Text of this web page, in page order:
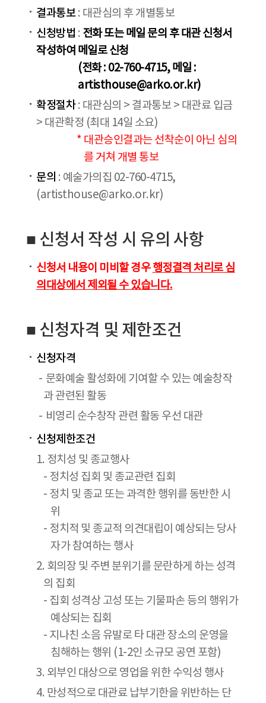
결과통보: 대관심의 후 개별통보
신청방법 : 전화 또는 메일 문의 후 대관 신청서
작성하여 메일로 신청
(전화 : 02-760-4715, 메일 :
artisthouse@arko.or.kr)
확정절차: 대관심의 > 결과통보 > 대관료 입금
> 대관확정 (최대 14일 소요)
* 대관승인결과는 선착순이 아닌 심의
를 거쳐 개별 통보
문의 : 예술가의집 02-760-4715,
(artisthouse@arko.or.kr)
■ 신청서 작성 시 유의 사항
신청서 내용이 미비할 경우행정결격 처리로 심
의대상에서 제외될 수 있습니다.
■ 신청자격 및 제한조건
신청자격
문화예술 활성화에 기여할 수 있는 예술창작
과 관련된 활동
비영리 순수창작 관련 활동 우선 대관
신청제한조건
1. 정치성 및 종교행사
- 정치성 집회 및 종교관련 집회
- 정치 및 종교 또는 과격한 행위를 동반한 시
위
- 정치적 및 종교적 의견대립이 예상되는 당사
자가 참여하는 행사
2. 회의장 및 주변 분위기를 문란하게 하는 성격
의 집회
- 집회 성격상 고성 또는 기물파손 등의 행위가
예상되는 집회
- 지나친 소음 유발로 타 대관 장소의 운영을
침해하는 행위 (1-2인 소규모 공연 포함)
3. 외부인 대상으로 영업을 위한 수익성 행사
4. 만성적으로 대관료 납부기한을 위반하는 단